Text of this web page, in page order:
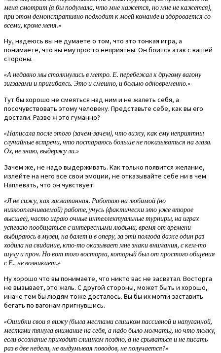
меня смотрит (я бы подумала, что мне кажется, но мне не кажется),
при этом демонстративно подходит к моей команде и здоровается со
всеми, кроме меня.»
Ну, надеюсь вы не думаете о том, что это тонкая игра, а
понимаете, что вы ему просто неприятны. Он боится атак с вашей
стороны.
«А недавно мы столкнулись в метро. Е. перебежал к другому вагону
зигзагами и пригибаясь. Это и смешно, и больно одновременно.»
Тут бы хорошо не смеяться над ним и не жалеть себя, а
посочувствовать этому человеку. Представьте себе, как вы его
достали. Разве ж это гуманно?
«Написала после этого (зачем-зачем), что вижу, как ему неприятны
случайные встречи, что постараюсь больше не показываться на глаза.
Ох, не знаю, выдержу ли.»
Зачем же, не надо выдерживать. Как только появится желание,
излейте на него все свои эмоции, не отказывайте себе ни в чем.
Наплевать, что он чувствует.
«Я не сижу, как засватанная. Работаю на любимой (но
низкооплачиваемой) работе, учусь (фактически это уже второе
высшее), часто играю очные интеллектуальные турниры, на играх
успеваю пообщаться с интересными людьми, время от времени
выбираюсь в музеи, на балет и в оперу, за эти полгода даже один раз
ходила на свидание, кто-то оказывает мне знаки внимания, с кем-то
шучу и проч. Но вот того восторга, который был от простого общения
с Е., не возникает.»
Ну хорошо что вы понимаете, что никто вас не засватал. Восторга
не вызывает, это жаль. С другой стороны, может быть и хорошо,
иначе тем бы людям тоже досталось. Вы бы их могли заставить
бегать по вагонам пригнувшись.
«Ошибки свои я вижу (была местами слишком пассивной и напуганной,
местами тянула внимание на себя, а надо было молчать), но что толку,
если осознание приходит слишком поздно, а не срываться и не писать
раз в две недели, не выдумывая поводов, не получается?»